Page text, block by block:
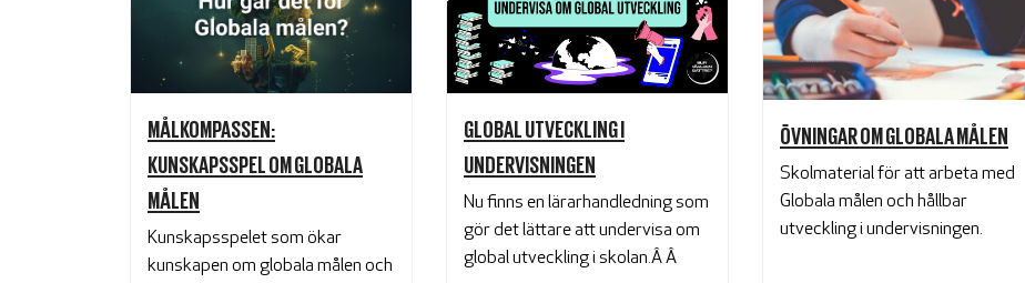
MÅLKOMPASSEN:
KUNSKAPSSPEL OM GLOBALA
MÅLEN
Kunskapsspelet som ökar
kunskapen om globala målen och
GLOBAL UTVECKLING I
UNDERVISNINGEN
Nu finns en lärarhandledning som
gör det lättare att undervisa om
global utveckling i skolan.ÂÂ
ÖVNINGAR OM GLOBALA MÅLEN
Skolmaterial för att arbeta med
Globala målen och hållbar
utveckling i undervisningen.